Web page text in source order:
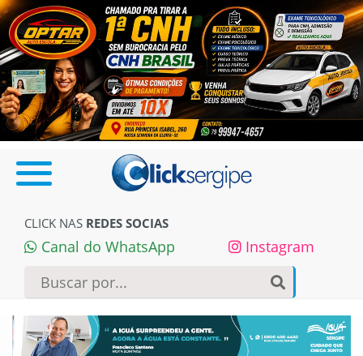
CLICK NAS REDES SOCIAS
Canal do WhatsApp Instagram